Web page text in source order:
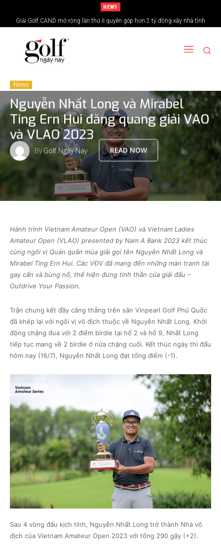
NEWS
Giải Golf CAND mở rộng lần thứ II quyên góp hơn 2 tỷ đồng xây nhà tình
nghĩa vùng biên giới
24H Group tổ chức giải golf kỷ niệm 15 năm thành lập
News
Nguyễn Nhất Long và Mirabel
Ting Ern Hui đăng quang giải VAO
và VLAO 2023
ByGolf Ngày Nay READ NOW
Hành trình Vietnam Amateur Open (VAO) và Vietnam Ladies
Amateur Open (VLAO) presented by Nam A Bank 2023 kết thúc
cùng ngôi vị Quán quân mùa giải gọi tên Nguyễn Nhất Long và
Mirabel Ting Ern Hui. Các VĐV đã mang đến những màn tranh tài
gay cấn và bùng nổ, thể hiện đúng tinh thần của giải đấu –
Outdrive Your Passion.
Trận chung kết đầy căng thẳng trên sân Vinpearl Golf Phú Quốc
đã khép lại với ngôi vị vô địch thuộc về Nguyễn Nhất Long. Khởi
động chặng đua với 2 điểm birdie tại hố 2 và hố 9, Nhất Long
tiếp tục mang về 2 birdie ở nửa chặng cuối. Kết thúc ngày thi đấu
hôm nay (16/7), Nguyễn Nhất Long đạt tổng điểm (-1).
Sau 4 vòng đấu kịch tính, Nguyễn Nhất Long trở thành Nhà vô
địch của Vietnam Amateur Open 2023 với tổng 290 gậy (+2).